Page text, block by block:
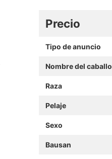
Precio
Tipo de anuncio
Nombre del caballo
Raza
Pelaje
Sexo
Bausan